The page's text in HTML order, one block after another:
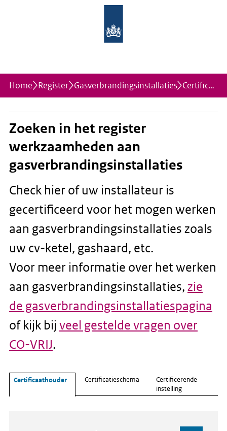
Home Register Gasverbrandingsinstallaties Certificaathouder
Zoeken in het register
werkzaamheden aan
gasverbrandingsinstallaties
Check hier of uw installateur is
gecertificeerd voor het mogen werken
aan gasverbrandingsinstallaties zoals
uw cv-ketel, gashaard, etc.
Voor meer informatie over het werken
aan gasverbrandingsinstallaties, zie
de gasverbrandingsinstallatiespagina
of kijk bij veel gestelde vragen over
CO-VRIJ.
Certificaathouder Certificatieschema
Certificerende
instelling